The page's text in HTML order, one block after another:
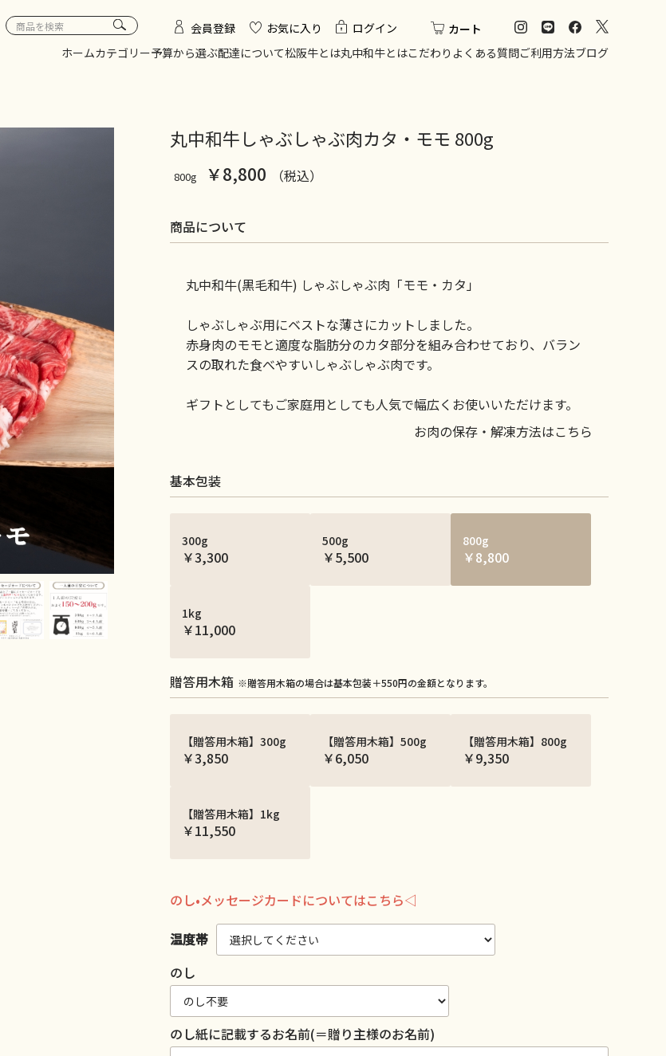
会員登録 お気に入り ログイン
カート
ホームカテゴリー予算から選ぶ配達について松阪牛とは丸中和牛とはこだわり よくある質問ご利用方法ブログ
丸中和牛しゃぶしゃぶ肉カタ・モモ 800g
800g ￥8,800 （税込）
商品について
丸中和牛(黒毛和牛) しゃぶしゃぶ肉「モモ・カタ」
しゃぶしゃぶ用にベストな薄さにカットしました。
赤身肉のモモと適度な脂肪分のカタ部分を組み合わせており、バラン
スの取れた食べやすいしゃぶしゃぶ肉です。
ギフトとしてもご家庭用としても人気で幅広くお使いいただけます。
お肉の保存・解凍方法はこちら
基本包装
300g
￥3,300
500g
￥5,500
800g
￥8,800
1kg
￥11,000
贈答用木箱 ※贈答用木箱の場合は基本包装＋550円の金額となります。
【贈答用木箱】300g
￥3,850
【贈答用木箱】500g
￥6,050
【贈答用木箱】800g
￥9,350
【贈答用木箱】1kg
￥11,550
のし•メッセージカードについてはこちら◁
温度帯
のし
のし紙に記載するお名前(＝贈り主様のお名前)